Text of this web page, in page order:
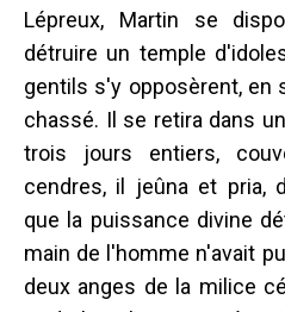
Lépreux, Martin se
détruire un temple
gentils s'y opposèrent, en
chassé. Il se retira dans
trois jours entiers,
cendres, il jeûna et pria,
que la puissance divine
main de l'homme n'avait
deux anges de la milice